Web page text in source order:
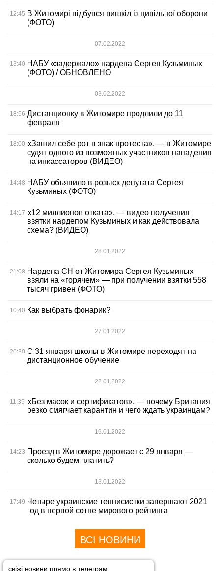
12:45 В Житомирі відбувся вишкіл із цивільної оборони
(ФОТО)
07.02.2022
13:40 НАБУ «задержало» нардепа Сергея Кузьминых
(ФОТО) / ОБНОВЛЕНО
03.02.2022
18:56 Дистанционку в Житомире продлили до 11
февраля
18:00 «Зашил себе рот в знак протеста», — в Житомире
судят одного из возможных участников нападения
на инкассаторов (ВИДЕО)
14:48 НАБУ объявило в розыск депутата Сергея
Кузьминых (ФОТО)
14:17 «12 миллионов отката», — видео получения
взятки нардепом Кузьминых и как действовала
схема? (ВИДЕО)
28.01.2022
21:08 Нардепа СН от Житомира Сергея Кузьминых
взяли на «горячем» — при получении взятки 558
тысяч гривен (ФОТО)
10:40 Как выбрать фонарик?
27.01.2022
20:30 С 31 января школы в Житомире переходят на
дистанционное обучение
22.01.2022
11:35 «Без масок и сертификатов», — почему Британия
резко смягчает карантин и чего ждать украинцам?
19.01.2022
14:23 Проезд в Житомире дорожает с 29 января —
сколько будем платить?
13.01.2022
17:49 Четыре украинские теннисистки завершают 2021
год в первой сотне мирового рейтинга
ВСІ НОВИНИ
свіжі новини прямо в телеграм